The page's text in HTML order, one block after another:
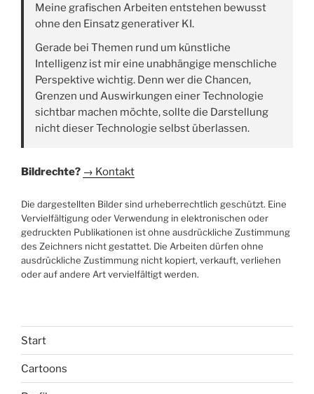
Meine grafischen Arbeiten entstehen bewusst
ohne den Einsatz generativer KI.
Gerade bei Themen rund um künstliche
Intelligenz ist mir eine unabhängige menschliche
Perspektive wichtig. Denn wer die Chancen,
Grenzen und Auswirkungen einer Technologie
sichtbar machen möchte, sollte die Darstellung
nicht dieser Technologie selbst überlassen.
Bildrechte? → Kontakt
Die dargestellten Bilder sind urheberrechtlich geschützt. Eine
Vervielfältigung oder Verwendung in elektronischen oder
gedruckten Publikationen ist ohne ausdrückliche Zustimmung
des Zeichners nicht gestattet. Die Arbeiten dürfen ohne
ausdrückliche Zustimmung nicht kopiert, verkauft, verliehen
oder auf andere Art vervielfältigt werden.
Start
Cartoons